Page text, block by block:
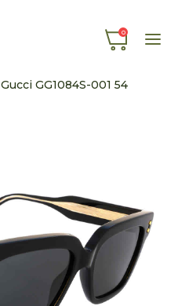
0
Gucci GG1084S-001 54